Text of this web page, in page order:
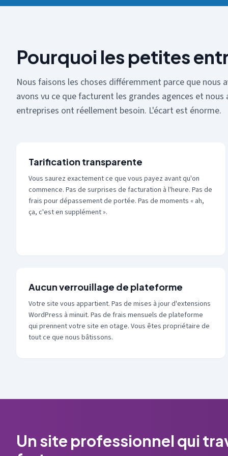
Pourquoi les petites
Nous faisons les choses différemment parce que nous
avons vu ce que facturent les grandes agences et
entreprises ont réellement besoin. L'écart est énorme.
Tarification transparente
Vous saurez exactement ce que vous payez avant qu'on
commence. Pas de surprises de facturation à l'heure. Pas de
frais pour dépassement de portée. Pas de moments « ah,
ça, c'est en supplément ».
Aucun verrouillage de plateforme
Votre site vous appartient. Pas de mises à jour d'extensions
WordPress à minuit. Pas de frais mensuels de plateforme
qui prennent votre site en otage. Vous êtes propriétaire de
tout ce que nous bâtissons.
Un site professionnel qui